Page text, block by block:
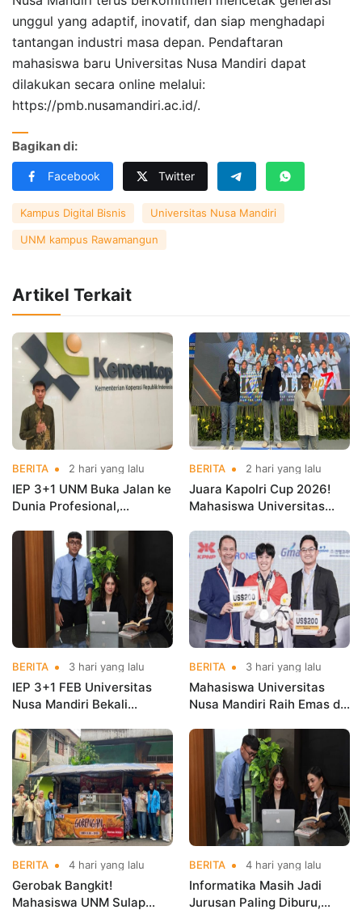
unggul yang adaptif, inovatif, dan siap menghadapi
tantangan industri masa depan. Pendaftaran
mahasiswa baru Universitas Nusa Mandiri dapat
dilakukan secara online melalui:
https://pmb.nusamandiri.ac.id/.
Bagikan di:
Facebook Twitter
Kampus Digital Bisnis Universitas Nusa Mandiri
UNM kampus Rawamangun
Artikel Terkait
BERITA 2 hari yang lalu
IEP 3+1 UNM Buka Jalan ke
Dunia Profesional,
Kementerian Koperasi
BERITA 2 hari yang lalu
Juara Kapolri Cup 2026!
Mahasiswa Universitas
Nama Kampus di Kejurnas
Taekwondo
BERITA 3 hari yang lalu
IEP 3+1 FEB Universitas
Nusa Mandiri Bekali
Kerja Sebelum Lulus
BERITA 3 hari yang lalu
Mahasiswa Universitas
Nusa Mandiri Raih Emas di
Indonesia Open
Championships 2026
BERITA 4 hari yang lalu
Gerobak Bangkit!
Mahasiswa UNM Sulap
BERITA 4 hari yang lalu
Informatika Masih Jadi
Jurusan Paling Diburu,